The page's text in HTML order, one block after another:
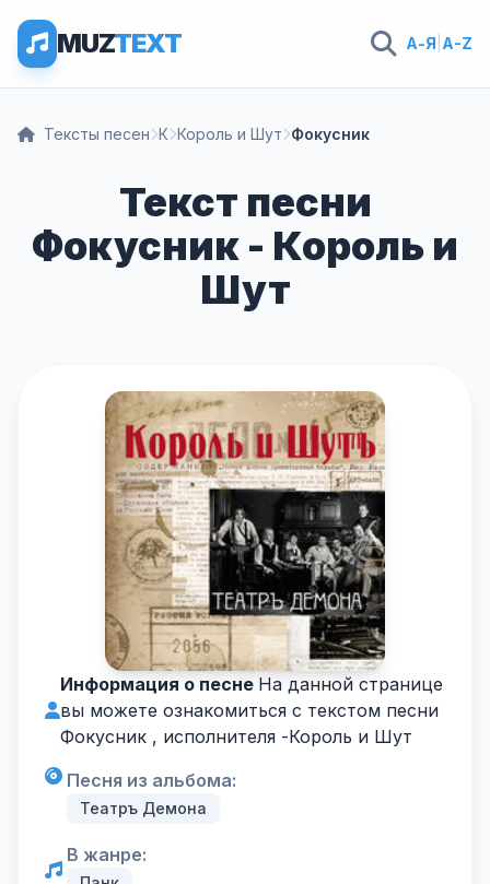
MUZTEXT А-Я A-Z
Тексты песен К Король и Шут Фокусник
Текст песни
Фокусник - Король и
Шут
Информация о песне На данной странице
вы можете ознакомиться с текстом песни
Фокусник , исполнителя -Король и Шут
Песня из альбома:
Театръ Демона
В жанре: